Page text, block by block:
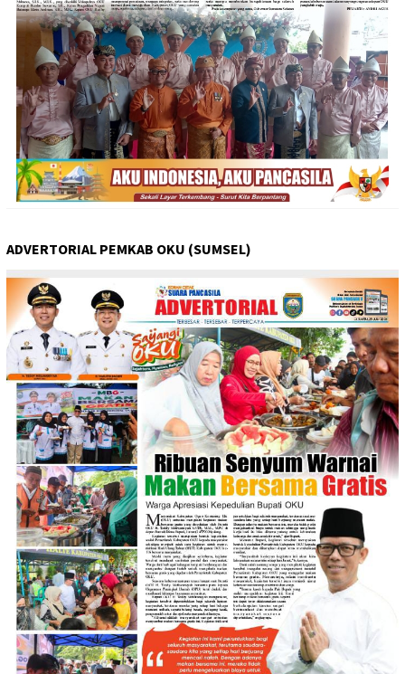
ADVERTORIAL PEMKAB OKU (SUMSEL)